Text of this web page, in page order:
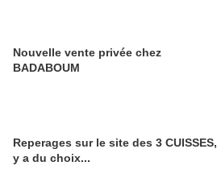
Nouvelle vente privée chez
BADABOUM
Reperages sur le site des 3 CUISSES,
y a du choix...